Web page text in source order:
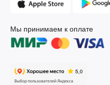
Мы принимаем к оплате